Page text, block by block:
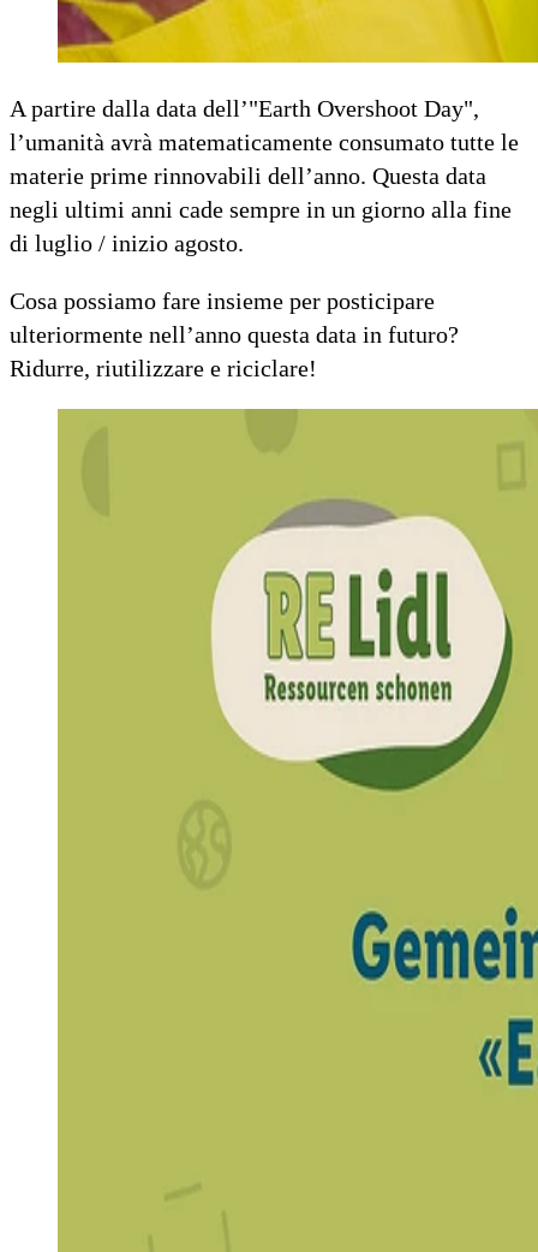
A partire dalla data dell’"Earth Overshoot Day",
l’umanità avrà matematicamente consumato tutte le
materie prime rinnovabili dell’anno. Questa data
negli ultimi anni cade sempre in un giorno alla fine
di luglio / inizio agosto.
Cosa possiamo fare insieme per posticipare
ulteriormente nell’anno questa data in futuro?
Ridurre, riutilizzare e riciclare!